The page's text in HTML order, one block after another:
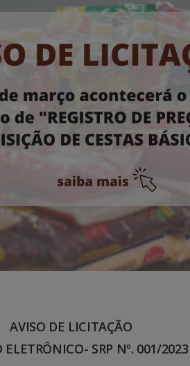
AVISO DE LICITAÇÃO
ELETRÔNICO- SRP Nº. 001/2023